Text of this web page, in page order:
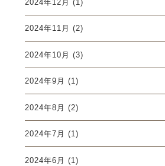
2024年12月 (1)
2024年11月 (2)
2024年10月 (3)
2024年9月 (1)
2024年8月 (2)
2024年7月 (1)
2024年6月 (1)